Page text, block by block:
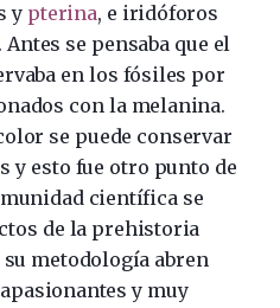
y pterina, e iridóforos
se pensaba que el
en los fósiles por
con la melanina.
se puede conservar
y esto fue otro punto de
científica se
de la prehistoria
metodología abren
y muy